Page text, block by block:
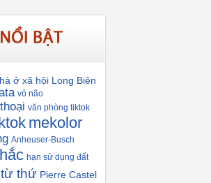
ở xã hội Long Biên
vỏ não
văn phòng tiktok
mekolor
Anheuser-Busch
hạn sử dụng đất
từ thứ Pierre Castel